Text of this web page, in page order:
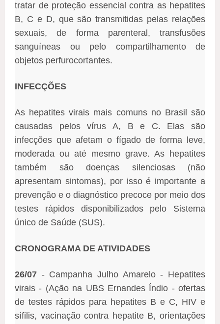
tratar de proteção essencial contra as hepatites
B, C e D, que são transmitidas pelas relações
sexuais, de forma parenteral, transfusões
sanguíneas ou pelo compartilhamento de
objetos perfurocortantes.
INFECÇÕES
As hepatites virais mais comuns no Brasil são
causadas pelos vírus A, B e C. Elas são
infecções que afetam o fígado de forma leve,
moderada ou até mesmo grave. As hepatites
também são doenças silenciosas (não
apresentam sintomas), por isso é importante a
prevenção e o diagnóstico precoce por meio dos
testes rápidos disponibilizados pelo Sistema
único de Saúde (SUS).
CRONOGRAMA DE ATIVIDADES
26/07 - Campanha Julho Amarelo - Hepatites
virais - (Ação na UBS Ernandes Índio - ofertas
de testes rápidos para hepatites B e C, HIV e
sífilis, vacinação contra hepatite B, orientações